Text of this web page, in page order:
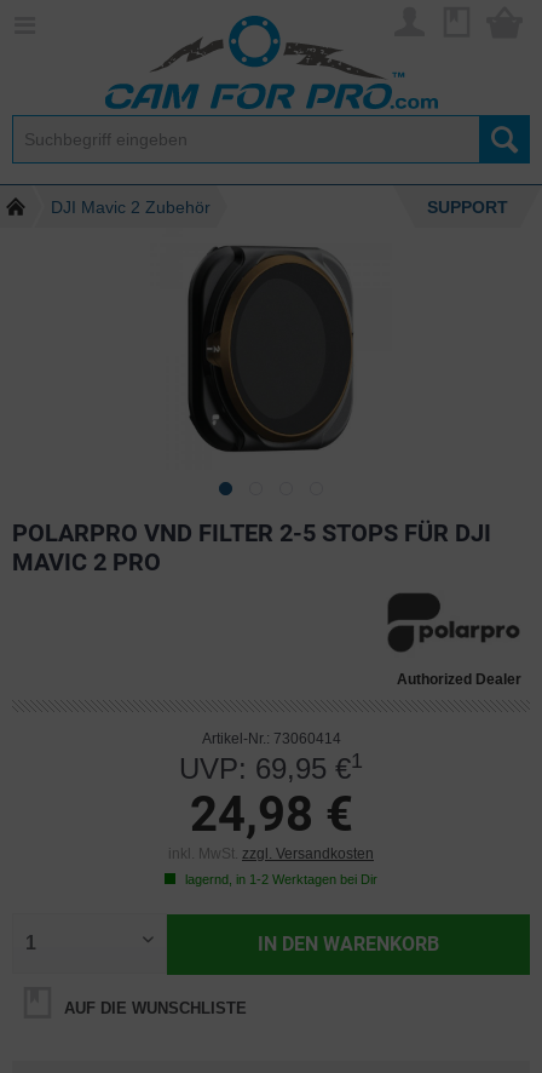
DJI Mavic 2 Zubehör SUPPORT
POLARPRO VND FILTER 2-5 STOPS FÜR DJI
MAVIC 2 PRO
Authorized Dealer
Artikel-Nr.: 73060414
UVP: 69,95 €1
24,98 €
inkl. MwSt. zzgl. Versandkosten
lagernd, in 1-2 Werktagen bei Dir
IN DEN WARENKORB
AUF DIE WUNSCHLISTE